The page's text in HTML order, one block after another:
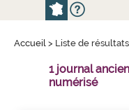
Accueil > Liste de résultats
1 journal ancien
numérisé